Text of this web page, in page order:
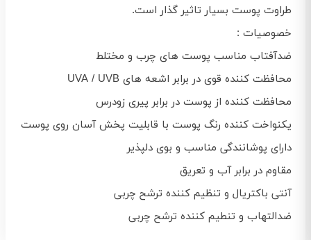
طراوت پوست بسیار تاثیر گذار است.
خصوصیات :
ضدآفتاب مناسب پوست های چرب و مختلط
محافظت کننده قوی در برابر اشعه های UVA / UVB
محافظت کننده از پوست در برابر پیری زودرس
یکنواخت کننده رنگ پوست با قابلیت پخش آسان روی پوست
دارای پوشانندگی مناسب و بوی دلپذیر
مقاوم در برابر آب و تعریق
آنتی باکتریال و تنظیم کننده ترشح چربی
ضدالتهاب و تنطیم کننده ترشح چربی